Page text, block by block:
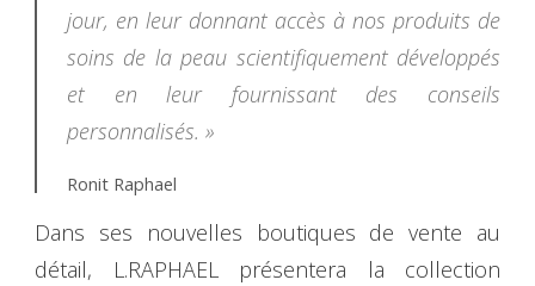
jour, en leur donnant accès à nos produits de
soins de la peau scientifiquement développés
et en leur fournissant des conseils
personnalisés. »
Ronit Raphael
Dans ses nouvelles boutiques de vente au
détail, L.RAPHAEL présentera la collection